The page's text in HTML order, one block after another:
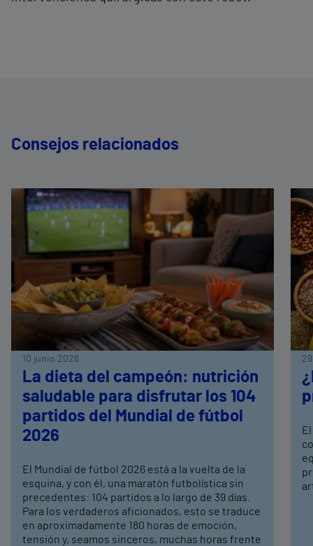
Consejos relacionados
10 junio 2026
La dieta del campeón: nutrición
saludable para disfrutar los 104
partidos del Mundial de fútbol
2026
El Mundial de fútbol 2026 está a la vuelta de la
esquina, y con él, una maratón futbolística sin
precedentes: 104 partidos a lo largo de 39 días.
Para los verdaderos aficionados, esto se traduce
en aproximadamente 180 horas de emoción,
tensión y, seamos sinceros, muchas horas frente